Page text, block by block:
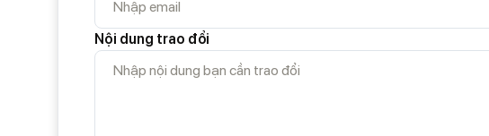
Nội dung trao đổi